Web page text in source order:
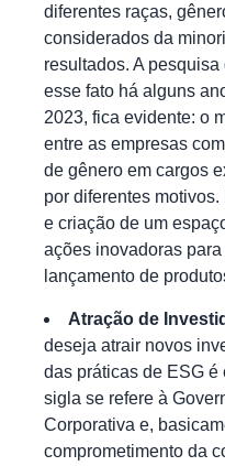
diferentes raças,
considerados da
resultados. A pesquisa
esse fato há alguns
2023, fica evidente: o
entre as empresas
de gênero em cargos
por diferentes motivos.
e criação de um
ações inovadoras
lançamento de
Atração de
deseja atrair novos
das práticas de ESG é
sigla se refere à
Corporativa e,
comprometimento da